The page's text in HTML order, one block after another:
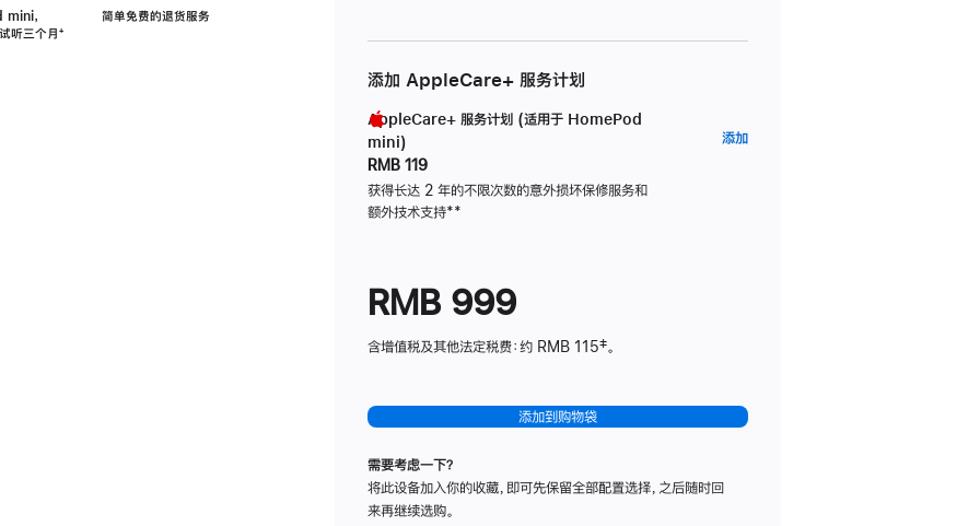
，
听三个月脚
⁺
简单免费的退货服务
添加 AppleCare+ 服务计划
AppleCare+ 服务计划 (适用于 HomePod
mini)
RMB 119
获得长达 2 年的不限次数的意外损坏保修服务和
额外技术支持脚
**
添加AppleCare+
RMB 999
含增值税及其他法定税费：约 RMB 115‡。
添加到购物袋
需要考虑一下？
将此设备加入你的收藏，即可先保留全部配置选择，之后随时回
来再继续选购。